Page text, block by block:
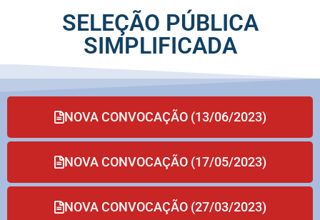
SELEÇÃO PÚBLICA
SIMPLIFICADA
NOVA CONVOCAÇÃO (13/06/2023)
NOVA CONVOCAÇÃO (17/05/2023)
NOVA CONVOCAÇÃO (27/03/2023)